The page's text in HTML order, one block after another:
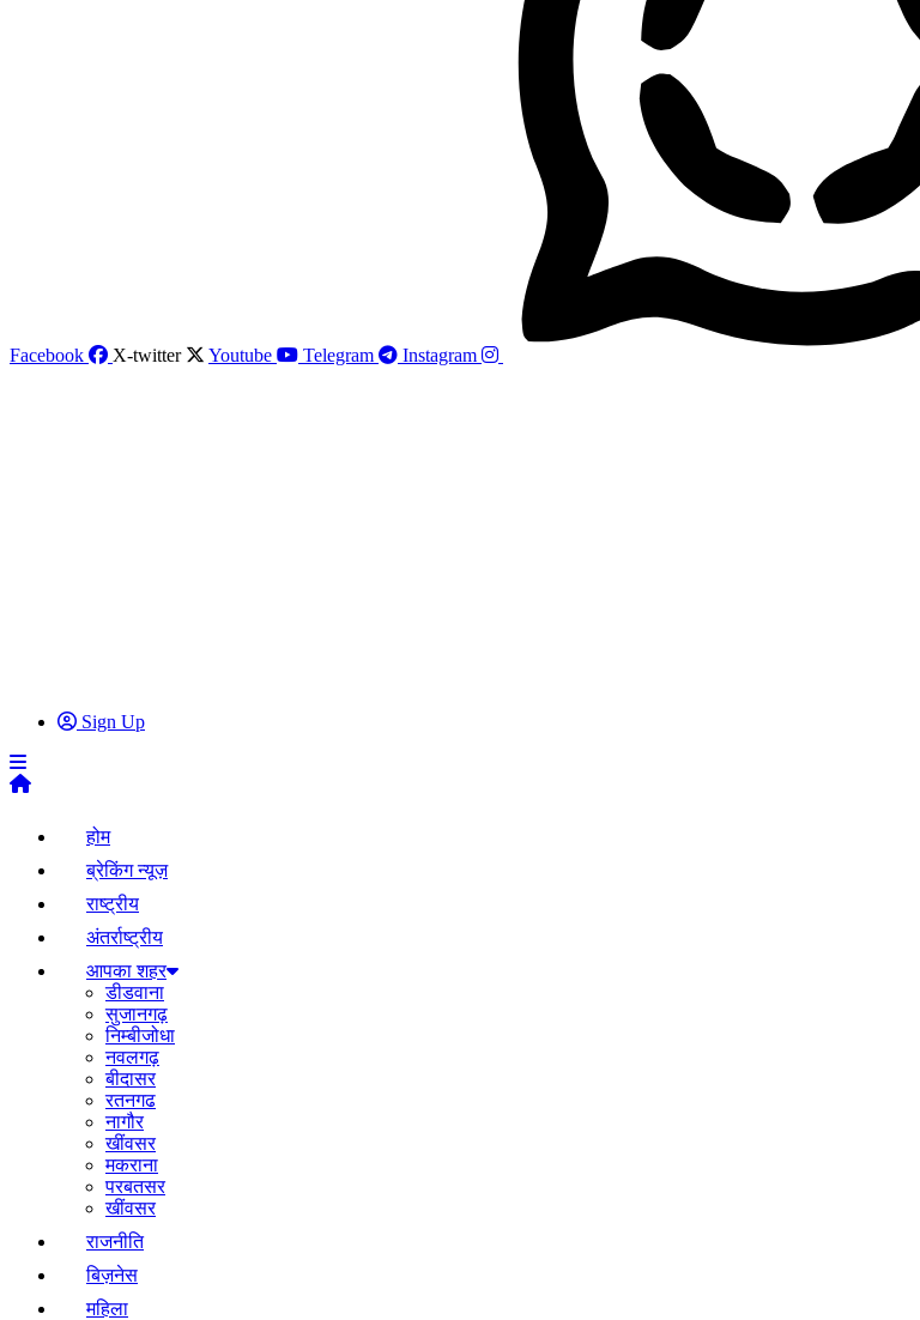
Facebook X-twitter Youtube Telegram Instagram
Sign Up
होम
ब्रेकिंग न्यूज़
राष्ट्रीय
अंतर्राष्ट्रीय
आपका शहर
डीडवाना
सुजानगढ़
निम्बीजोधा
नवलगढ़
बीदासर
रतनगढ
नागौर
खींवसर
मकराना
परबतसर
खींवसर
राजनीति
बिज़नेस
महिला